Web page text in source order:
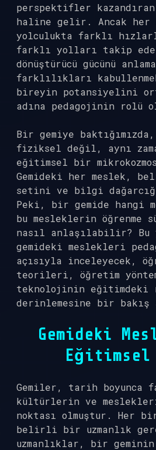
perspektifler
haline gelir. Ancak her
yolculukta farklı
farklı yolları takip
dönüştürücü gücünü
farklılıkları
bireyin potansiyelini
adına pedagojinin rolü
Bir gemiye
fiziksel değil, aynı
eğitimsel bir
Gemideki her meslek,
setini ve bilgi
Peki, bir gemide hangi
bu mesleklerin öğrenme
nasıl anlaşılabilir? Bu
gemideki meslekleri
açısıyla inceleyecek,
teorileri, öğretim
teknolojinin eğitimdeki
derinlemesine bir bakış
Gemideki
Eğitimsel
Gemiler, tarih boyunca
kültürlerin ve
noktası olmuştur. Her
belirli bir uzmanlık
uzmanlıklar, bir geminin